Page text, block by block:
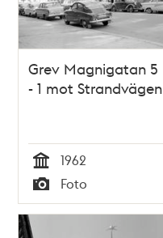
Grev Magnigatan 5
- 1 mot Strandvägen
Tid
1962
Typ
Foto